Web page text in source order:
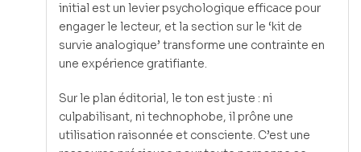
initial est un levier psychologique efficace pour
engager le lecteur, et la section sur le ‘kit de
survie analogique’ transforme une contrainte en
une expérience gratifiante.
Sur le plan éditorial, le ton est juste : ni
culpabilisant, ni technophobe, il prône une
utilisation raisonnée et consciente. C’est une